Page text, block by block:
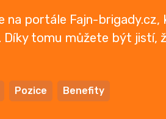
na portále Fajn-brigady.cz,
tomu můžete být jistí,
Pozice Benefity